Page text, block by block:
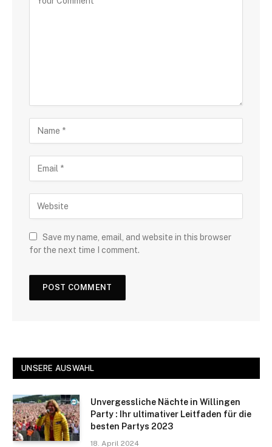
Save my name, email, and website in this browser
for the next time I comment.
UNSERE AUSWAHL
Unvergessliche Nächte in Willingen
Party : Ihr ultimativer Leitfaden für die
besten Partys 2023
18. April 2024